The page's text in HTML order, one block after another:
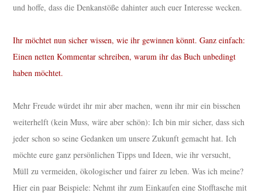
und hoffe, dass die Denkanstöße dahinter auch euer Interesse wecken.
Ihr möchtet nun sicher wissen, wie ihr gewinnen könnt. Ganz einfach:
Einen netten Kommentar schreiben, warum ihr das Buch unbedingt
haben möchtet.
Mehr Freude würdet ihr mir aber machen, wenn ihr mir ein bisschen
weiterhelft (kein Muss, wäre aber schön): Ich bin mir sicher, dass sich
jeder schon so seine Gedanken um unsere Zukunft gemacht hat. Ich
möchte eure ganz persönlichen Tipps und Ideen, wie ihr versucht,
Müll zu vermeiden, ökologischer und fairer zu leben. Was ich meine?
Hier ein paar Beispiele: Nehmt ihr zum Einkaufen eine Stofftasche mit